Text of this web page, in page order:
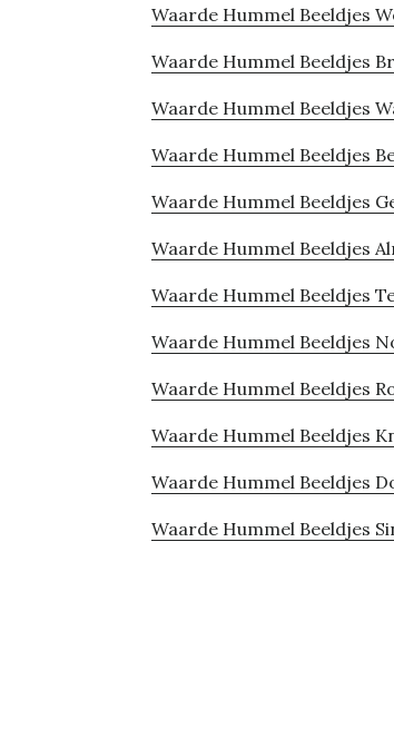
Waarde Hummel Beeldjes
Waarde Hummel Beeldjes
Waarde Hummel Beeldjes
Waarde Hummel Beeldjes
Waarde Hummel Beeldjes
Waarde Hummel Beeldjes
Waarde Hummel Beeldjes
Waarde Hummel Beeldjes
Waarde Hummel Beeldjes
Waarde Hummel Beeldjes
Waarde Hummel Beeldjes
Waarde Hummel Beeldjes